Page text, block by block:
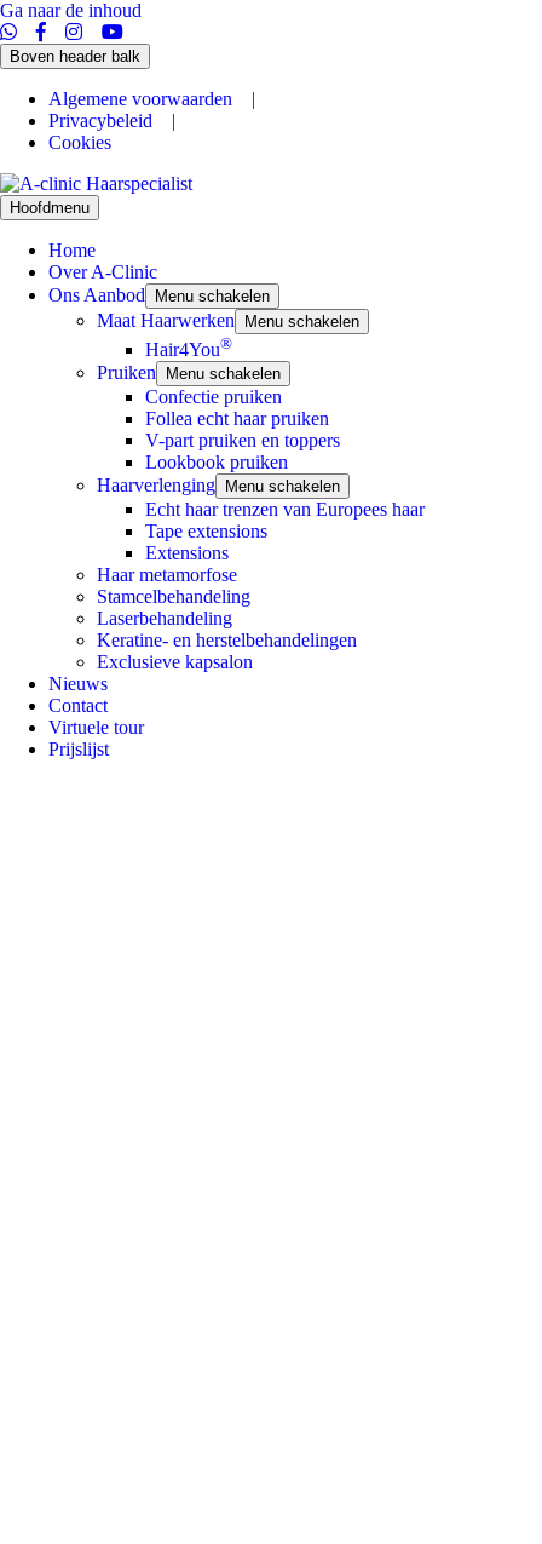
Ga naar de inhoud
Boven header balk
Algemene voorwaarden |
Privacybeleid |
Cookies
Hoofdmenu
Home
Over A-Clinic
Ons Aanbod
Menu schakelen
Maat Haarwerken Menu schakelen
Hair4You®
Pruiken Menu schakelen
Confectie pruiken
Follea echt haar pruiken
V-part pruiken en toppers
Lookbook pruiken
Haarverlenging
Menu schakelen
Echt haar trenzen van Europees haar
Tape extensions
Extensions
Haar metamorfose
Stamcelbehandeling
Laserbehandeling
Keratine- en herstelbehandelingen
Exclusieve kapsalon
Nieuws
Contact
Virtuele tour
Prijslijst